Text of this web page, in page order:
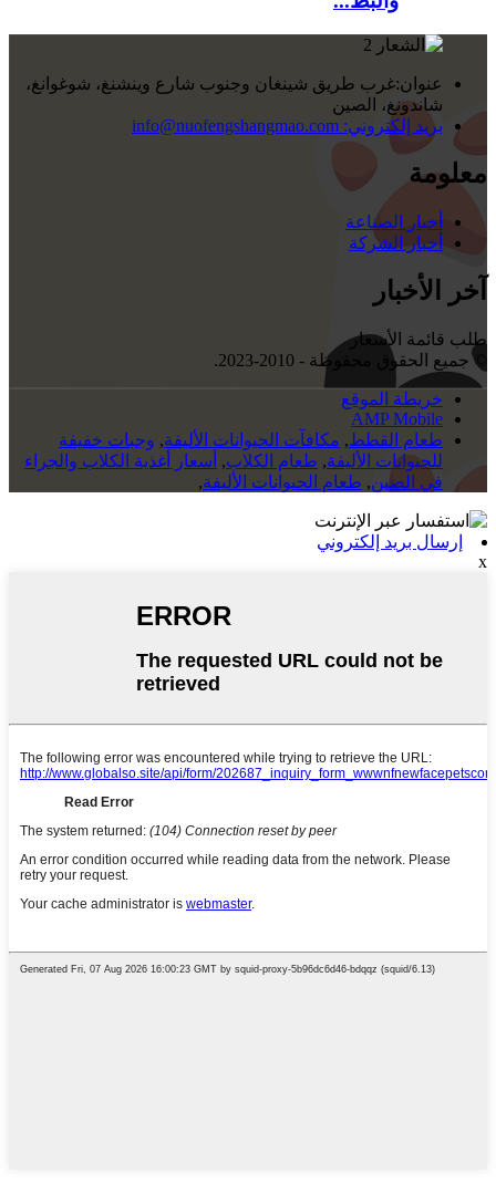
عنوان:غرب طريق شينغان وجنوب شارع وينشنغ، شوغوانغ،
شاندونغ، الصين
بريد إلكتروني:
معلومة
أخبار الصناعة
أخبار الشركة
آخر الأخبار
طلب قائمة الأسعار
© جميع الحقوق محفوظة - 2010-2023.
خريطة الموقع
AMP Mobile
طعام القطط, مكافآت الحيوانات الأليفة, وجبات خفيفة
للحيوانات الأليفة, طعام الكلاب, أسعار أغذية الكلاب والجراء
في الصين, طعام الحيوانات الأليفة,
إرسال بريد إلكتروني
x